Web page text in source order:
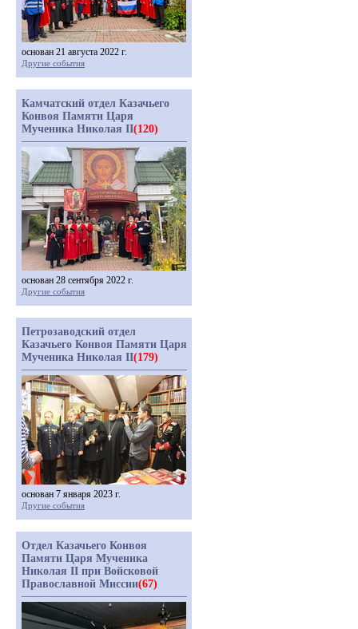
основан 21 августа 2022 г.
Другие события
Камчатский отдел Казачьего
Конвоя Памяти Царя
Мученика Николая II(120)
основан 28 сентября 2022 г.
Другие события
Петрозаводский отдел
Казачьего Конвоя Памяти Царя
Мученика Николая II(179)
основан 7 января 2023 г.
Другие события
Отдел Казачьего Конвоя
Памяти Царя Мученика
Николая II при Войсковой
Православной Миссии(67)